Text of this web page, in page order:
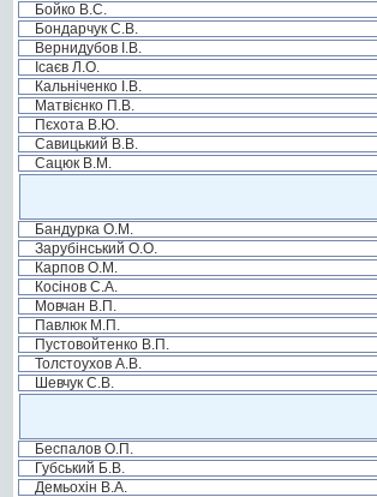
Бойко В.С.
Бондарчук С.В.
Вернидубов І.В.
Ісаєв Л.О.
Кальніченко І.В.
Матвієнко П.В.
Пєхота В.Ю.
Савицький В.В.
Сацюк В.М.
Бандурка О.М.
Зарубінський О.О.
Карпов О.М.
Косінов С.А.
Мовчан В.П.
Павлюк М.П.
Пустовойтенко В.П.
Толстоухов А.В.
Шевчук С.В.
Беспалов О.П.
Губський Б.В.
Демьохін В.А.